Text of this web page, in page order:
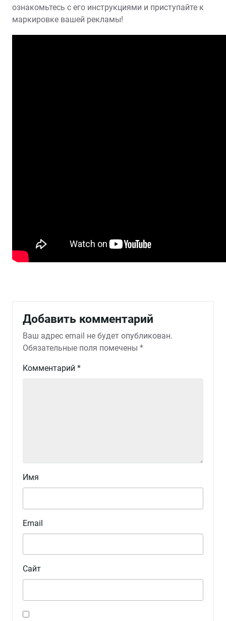
ознакомьтесь с его инструкциями и приступайте к
маркировке вашей рекламы!
Добавить комментарий
Ваш адрес email не будет опубликован.
Обязательные поля помечены *
Комментарий *
Имя
Email
Сайт